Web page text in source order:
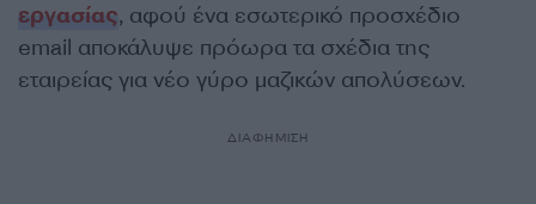
εργασίας, αφού ένα εσωτερικό προσχέδιο
email αποκάλυψε πρόωρα τα σχέδια της
εταιρείας για νέο γύρο μαζικών απολύσεων.
ΔΙΑΦΗΜΙΣΗ